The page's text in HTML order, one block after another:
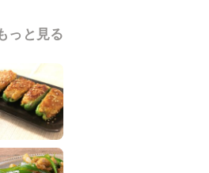
っと見る